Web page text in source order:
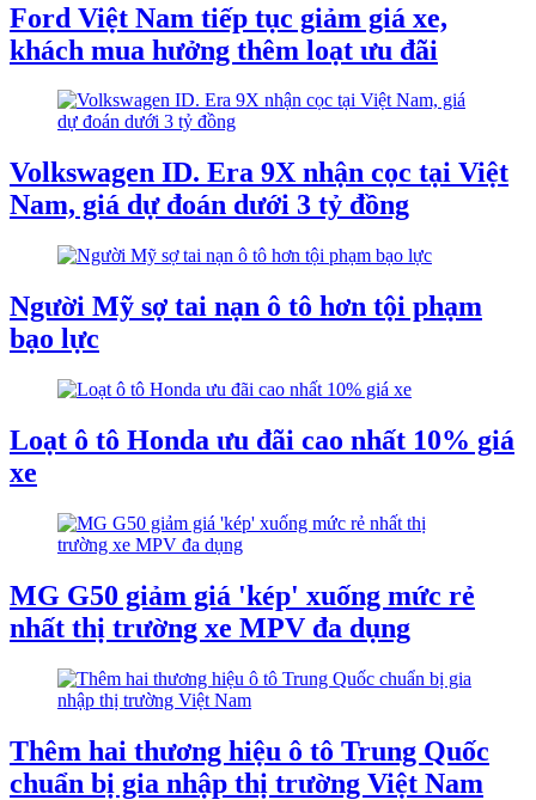
Ford Việt Nam tiếp tục giảm giá xe,
khách mua hưởng thêm loạt ưu đãi
Volkswagen ID. Era 9X nhận cọc tại Việt
Nam, giá dự đoán dưới 3 tỷ đồng
Người Mỹ sợ tai nạn ô tô hơn tội phạm
bạo lực
Loạt ô tô Honda ưu đãi cao nhất 10% giá
xe
MG G50 giảm giá 'kép' xuống mức rẻ
nhất thị trường xe MPV đa dụng
Thêm hai thương hiệu ô tô Trung Quốc
chuẩn bị gia nhập thị trường Việt Nam